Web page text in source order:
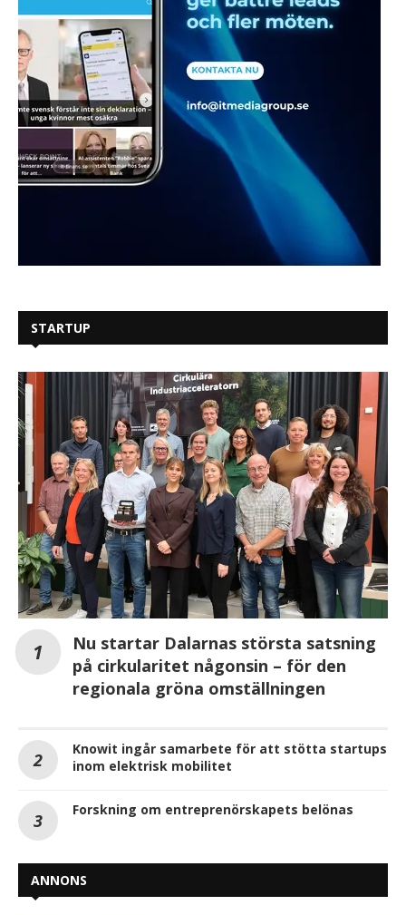
STARTUP
Nu startar Dalarnas största satsning
på cirkularitet någonsin – för den
regionala gröna omställningen
Knowit ingår samarbete för att stötta startups
inom elektrisk mobilitet
Forskning om entreprenörskapets belönas
ANNONS